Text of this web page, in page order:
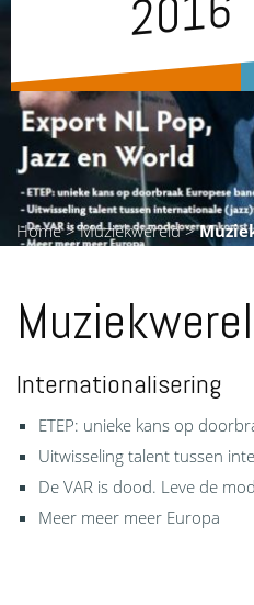
Home>Muziekwereld>
Internationalisering
ETEP: unieke kans op
Uitwisseling talent tussen
De VAR is dood. Leve de
Meer meer meer Europa